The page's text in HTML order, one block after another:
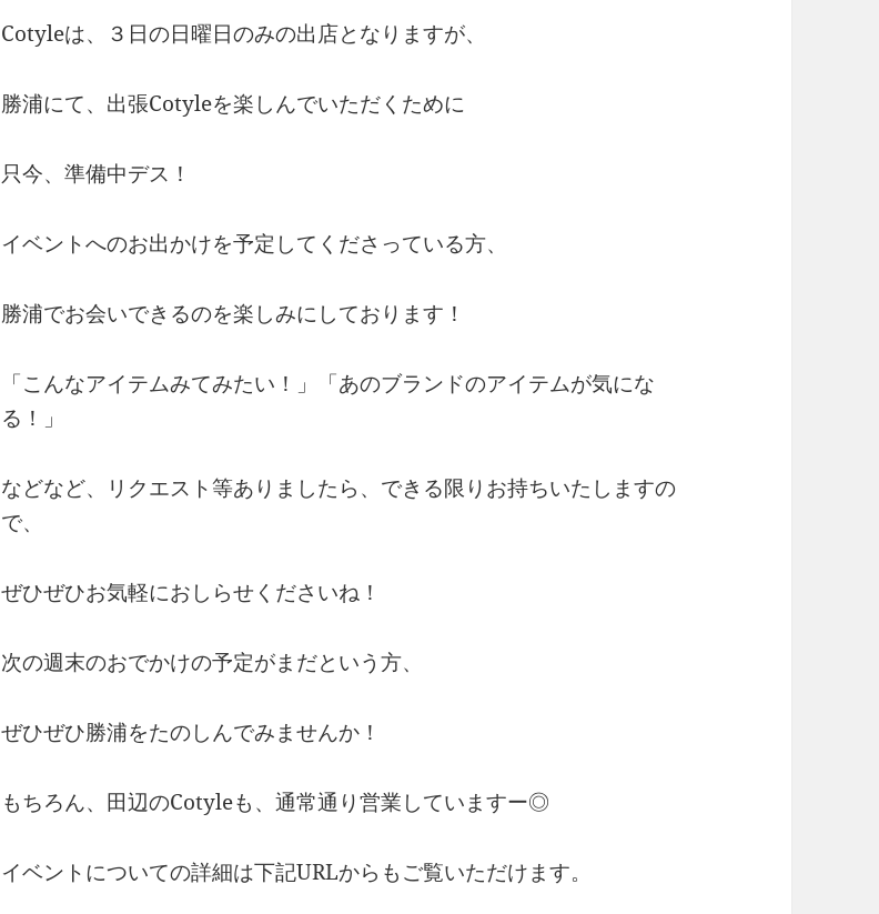
Cotyleは、３日の日曜日のみの出店となりますが、
勝浦にて、出張Cotyleを楽しんでいただくために
只今、準備中デス！
イベントへのお出かけを予定してくださっている方、
勝浦でお会いできるのを楽しみにしております！
「こんなアイテムみてみたい！」「あのブランドのアイテムが気にな
る！」
などなど、リクエスト等ありましたら、できる限りお持ちいたしますの
で、
ぜひぜひお気軽におしらせくださいね！
次の週末のおでかけの予定がまだという方、
ぜひぜひ勝浦をたのしんでみませんか！
もちろん、田辺のCotyleも、通常通り営業していますー◎
イベントについての詳細は下記URLからもご覧いただけます。